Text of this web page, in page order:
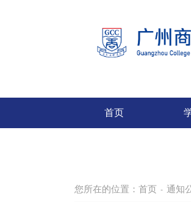
首页
您所在的位置： 首页 - 通知